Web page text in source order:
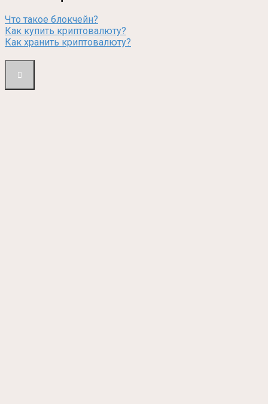
Что такое блокчейн?
Как купить криптовалюту?
Как хранить криптовалюту?